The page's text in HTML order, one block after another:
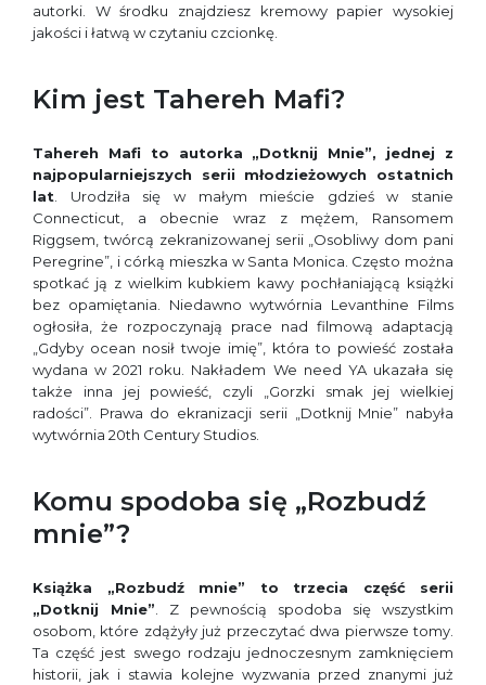
autorki. W środku znajdziesz kremowy papier wysokiej
jakości i łatwą w czytaniu czcionkę.
Kim jest Tahereh Mafi?
Tahereh Mafi to autorka „Dotknij Mnie”, jednej z
najpopularniejszych serii młodzieżowych ostatnich
lat . Urodziła się w małym mieście gdzieś w stanie
Connecticut, a obecnie wraz z mężem, Ransomem
Riggsem, twórcą zekranizowanej serii „Osobliwy dom pani
Peregrine”, i córką mieszka w Santa Monica. Często można
spotkać ją z wielkim kubkiem kawy pochłaniającą książki
bez opamiętania. Niedawno wytwórnia Levanthine Films
ogłosiła, że rozpoczynają prace nad filmową adaptacją
„Gdyby ocean nosił twoje imię”, która to powieść została
wydana w 2021 roku. Nakładem We need YA ukazała się
także inna jej powieść, czyli „Gorzki smak jej wielkiej
radości”. Prawa do ekranizacji serii „Dotknij Mnie” nabyła
wytwórnia 20th Century Studios.
Komu spodoba się „Rozbudź
mnie”?
Książka „Rozbudź mnie” to trzecia część serii
„Dotknij Mnie” . Z pewnością spodoba się wszystkim
osobom, które zdążyły już przeczytać dwa pierwsze tomy.
Ta część jest swego rodzaju jednoczesnym zamknięciem
historii, jak i stawia kolejne wyzwania przed znanymi już